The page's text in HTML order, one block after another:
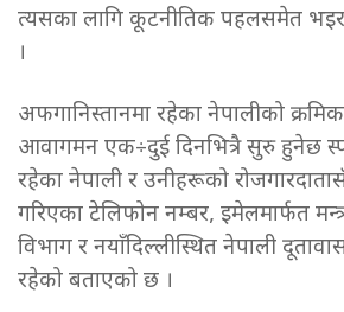
त्यसका लागि कूटनीतिक पहलसमेत
।
अफगानिस्तानमा रहेका नेपालीको
आवागमन एक÷दुई दिनभित्रै सुरु हुनेछ
रहेका नेपाली र उनीहरूको
गरिएका टेलिफोन नम्बर, इमेलमार्फत
विभाग र नयाँदिल्लीस्थित नेपाली
रहेको बताएको छ ।